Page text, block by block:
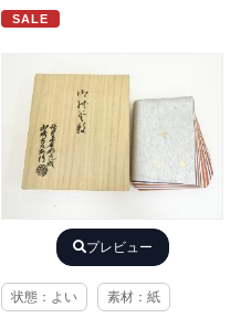
SALE
プレビュー
状態：よい 素材：紙